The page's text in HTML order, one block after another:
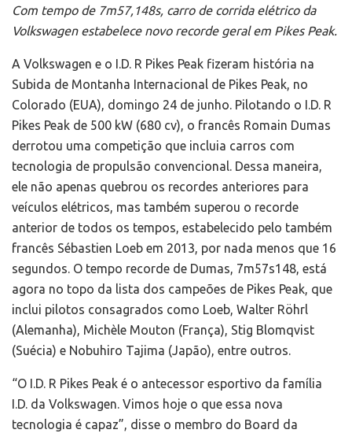
Com tempo de 7m57,148s, carro de corrida elétrico da
Volkswagen estabelece novo recorde geral em Pikes Peak.
A Volkswagen e o I.D. R Pikes Peak fizeram história na
Subida de Montanha Internacional de Pikes Peak, no
Colorado (EUA), domingo 24 de junho. Pilotando o I.D. R
Pikes Peak de 500 kW (680 cv), o francês Romain Dumas
derrotou uma competição que incluia carros com
tecnologia de propulsão convencional. Dessa maneira,
ele não apenas quebrou os recordes anteriores para
veículos elétricos, mas também superou o recorde
anterior de todos os tempos, estabelecido pelo também
francês Sébastien Loeb em 2013, por nada menos que 16
segundos. O tempo recorde de Dumas, 7m57s148, está
agora no topo da lista dos campeões de Pikes Peak, que
inclui pilotos consagrados como Loeb, Walter Röhrl
(Alemanha), Michèle Mouton (França), Stig Blomqvist
(Suécia) e Nobuhiro Tajima (Japão), entre outros.
“O I.D. R Pikes Peak é o antecessor esportivo da família
I.D. da Volkswagen. Vimos hoje o que essa nova
tecnologia é capaz”, disse o membro do Board da